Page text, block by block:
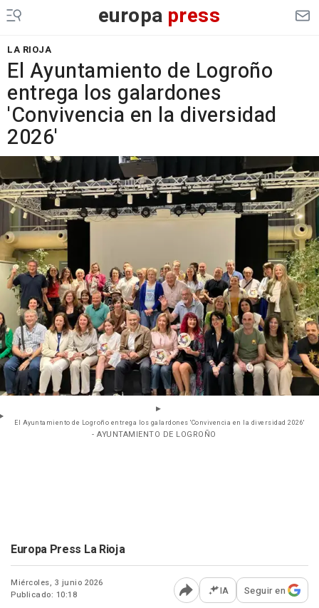
europa press
LA RIOJA
El Ayuntamiento de Logroño
entrega los galardones
'Convivencia en la diversidad
2026'
El Ayuntamiento de Logroño entrega los galardones 'Convivencia en la diversidad 2026'
- AYUNTAMIENTO DE LOGROÑO
Europa Press La Rioja
Miércoles, 3 junio 2026
Publicado: 10:18
Abrir opciones para
IA Seguir en